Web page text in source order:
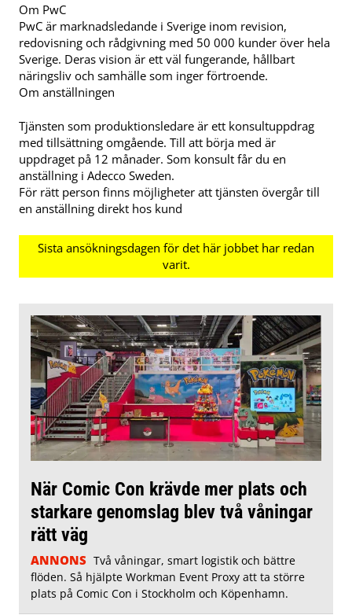
Om PwC
PwC är marknadsledande i Sverige inom revision,
redovisning och rådgivning med 50 000 kunder över hela
Sverige. Deras vision är ett väl fungerande, hållbart
näringsliv och samhälle som inger förtroende.
Om anställningen
Tjänsten som produktionsledare är ett konsultuppdrag
med tillsättning omgående. Till att börja med är
uppdraget på 12 månader. Som konsult får du en
anställning i Adecco Sweden.
För rätt person finns möjligheter att tjänsten övergår till
en anställning direkt hos kund
När Comic Con krävde mer plats och
starkare genomslag blev två våningar
rätt väg
ANNONS Två våningar, smart logistik och bättre
flöden. Så hjälpte Workman Event Proxy att ta större
plats på Comic Con i Stockholm och Köpenhamn.